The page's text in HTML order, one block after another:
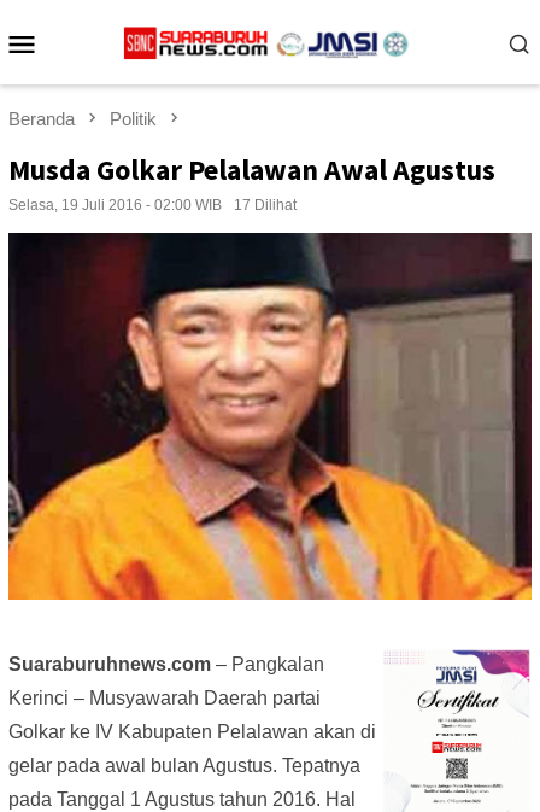
ke
Beranda Politik
Musda Golkar Pelalawan Awal Agustus
Selasa, 19 Juli 2016 - 02:00 WIB 17 Dilihat
Suaraburuhnews.com – Pangkalan
Kerinci – Musyawarah Daerah partai
Golkar ke IV Kabupaten Pelalawan akan di
gelar pada awal bulan Agustus. Tepatnya
pada Tanggal 1 Agustus tahun 2016. Hal